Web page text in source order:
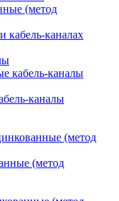
(метод
кабель-каналах
кабель-каналы
каналы
(метод
(метод